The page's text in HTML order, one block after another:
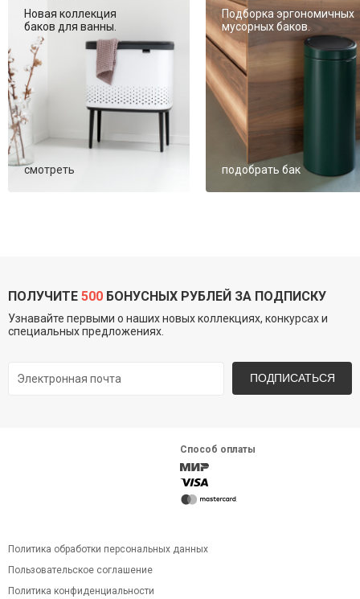
Новая коллекция
баков для ванны.
смотреть
Подборка эргономичных
мусорных баков.
подобрать бак
ПОЛУЧИТЕ 500 БОНУСНЫХ РУБЛЕЙ ЗА ПОДПИСКУ
Узнавайте первыми о наших новых коллекциях, конкурсах и
специальных предложениях.
ПОДПИСАТЬСЯ
Способ оплаты
Политика обработки персональных данных
Пользовательское соглашение
Политика конфиденциальности